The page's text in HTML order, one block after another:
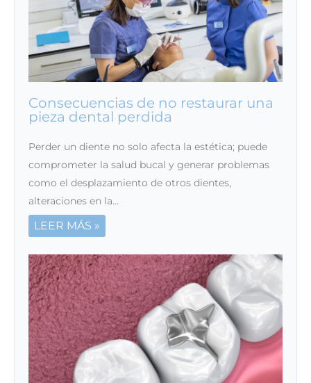
Consecuencias de no restaurar una
pieza dental perdida
Perder un diente no solo afecta la estética; puede
comprometer la salud bucal y generar problemas
como el desplazamiento de otros dientes,
alteraciones en la…
LEER MÁS »